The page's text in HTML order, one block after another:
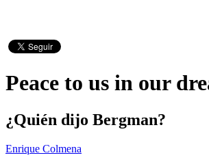
Peace to us in our
¿Quién dijo Bergman?
Enrique Colmena